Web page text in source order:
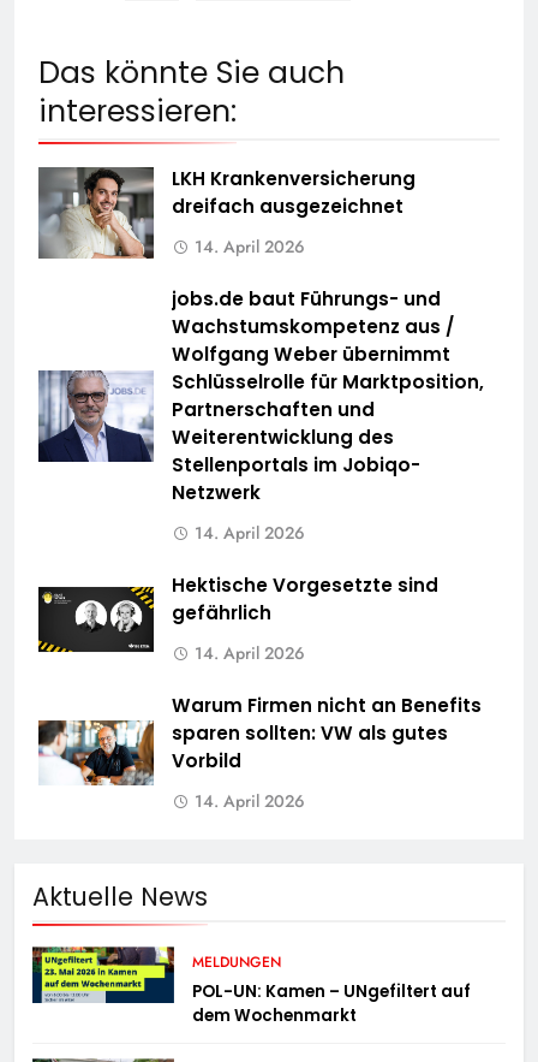
Das könnte Sie auch
interessieren:
LKH Krankenversicherung
dreifach ausgezeichnet
14. April 2026
jobs.de baut Führungs- und
Wachstumskompetenz aus /
Wolfgang Weber übernimmt
Schlüsselrolle für Marktposition,
Partnerschaften und
Weiterentwicklung des
Stellenportals im Jobiqo-
Netzwerk
14. April 2026
Hektische Vorgesetzte sind
gefährlich
14. April 2026
Warum Firmen nicht an Benefits
sparen sollten: VW als gutes
Vorbild
14. April 2026
Aktuelle News
MELDUNGEN
POL-UN: Kamen – UNgefiltert auf
dem Wochenmarkt